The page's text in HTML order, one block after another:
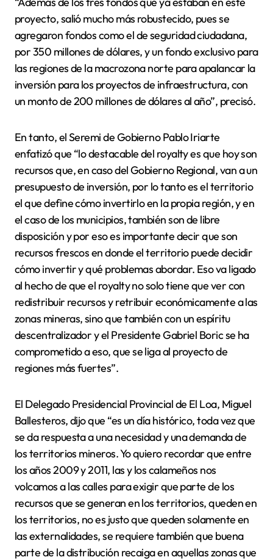
proyecto, salió mucho más robustecido, pues se
agregaron fondos como el de seguridad ciudadana,
por 350 millones de dólares, y un fondo exclusivo para
las regiones de la macrozona norte para apalancar la
inversión para los proyectos de infraestructura, con
un monto de 200 millones de dólares al año”, precisó.
En tanto, el Seremi de Gobierno Pablo Iriarte
enfatizó que “lo destacable del royalty es que hoy son
recursos que, en caso del Gobierno Regional, van a un
presupuesto de inversión, por lo tanto es el territorio
el que define cómo invertirlo en la propia región, y en
el caso de los municipios, también son de libre
disposición y por eso es importante decir que son
recursos frescos en donde el territorio puede decidir
cómo invertir y qué problemas abordar. Eso va ligado
al hecho de que el royalty no solo tiene que ver con
redistribuir recursos y retribuir económicamente a las
zonas mineras, sino que también con un espíritu
descentralizador y el Presidente Gabriel Boric se ha
comprometido a eso, que se liga al proyecto de
regiones más fuertes”.
El Delegado Presidencial Provincial de El Loa, Miguel
Ballesteros, dijo que “es un día histórico, toda vez que
se da respuesta a una necesidad y una demanda de
los territorios mineros. Yo quiero recordar que entre
los años 2009 y 2011, las y los calameños nos
volcamos a las calles para exigir que parte de los
recursos que se generan en los territorios, queden en
los territorios, no es justo que queden solamente en
las externalidades, se requiere también que buena
parte de la distribución recaiga en aquellas zonas que